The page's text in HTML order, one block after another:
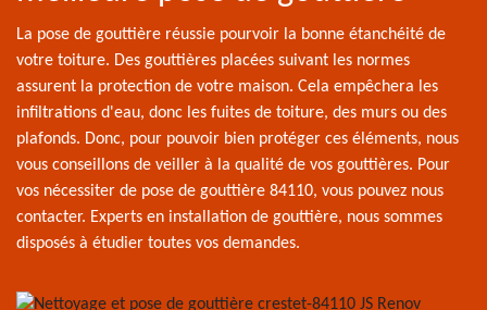
La pose de gouttière réussie pourvoir la bonne étanchéité de
votre toiture. Des gouttières placées suivant les normes
assurent la protection de votre maison. Cela empêchera les
infiltrations d'eau, donc les fuites de toiture, des murs ou des
plafonds. Donc, pour pouvoir bien protéger ces éléments, nous
vous conseillons de veiller à la qualité de vos gouttières. Pour
vos nécessiter de pose de gouttière 84110, vous pouvez nous
contacter. Experts en installation de gouttière, nous sommes
disposés à étudier toutes vos demandes.